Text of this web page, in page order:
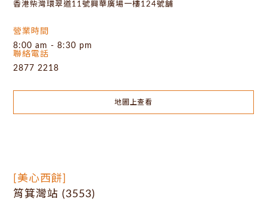
香港柴灣環翠道11號興華廣場一樓124號舖
營業時間
8:00 am - 8:30 pm
聯絡電話
2877 2218
地圖上查看
[美心西餅]
筲箕灣站 (3553)